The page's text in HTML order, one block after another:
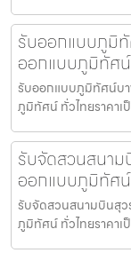
รับออกแบบภูมิ
ออกแบบภูมิทัศ
รับออกแบบภูมิทัศน์บ
ภูมิทัศน์ ทั่วไทยราคา
รับจัดสวนสนา
ออกแบบภูมิทัศ
รับจัดสวนสนามบินสุ
ภูมิทัศน์ ทั่วไทยราคา